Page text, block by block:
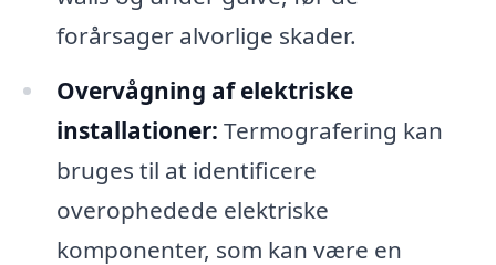
forårsager alvorlige skader.
Overvågning af elektriske
installationer: Termografering kan
bruges til at identificere
overophedede elektriske
komponenter, som kan være en